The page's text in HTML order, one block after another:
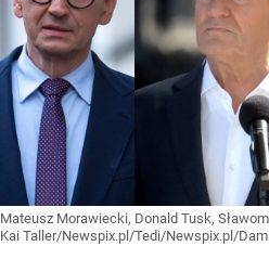
Mateusz Morawiecki, Donald Tusk,
Kai Taller/Newspix.pl/Tedi/Newspix.pl/